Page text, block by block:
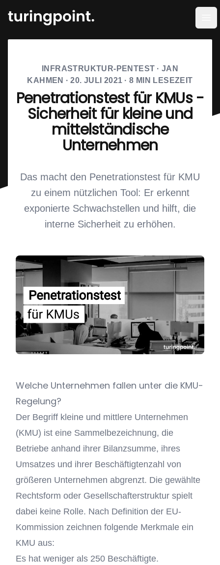
INFRASTRUKTUR-PENTEST · JAN
KAHMEN · 20. JULI 2021 · 8 MIN LESEZEIT
Penetrationstest für KMUs -
Sicherheit für kleine und
mittelständische
Unternehmen
Das macht den Penetrationstest für KMU
zu einem nützlichen Tool: Er erkennt
exponierte Schwachstellen und hilft, die
interne Sicherheit zu erhöhen.
Welche Unternehmen fallen unter die KMU-
Regelung?
Der Begriff kleine und mittlere Unternehmen
(KMU) ist eine Sammelbezeichnung, die
Betriebe anhand ihrer Bilanzsumme, ihres
Umsatzes und ihrer Beschäftigtenzahl von
größeren Unternehmen abgrenzt. Die gewählte
Rechtsform oder Gesellschafterstruktur spielt
dabei keine Rolle. Nach Definition der EU-
Kommission zeichnen folgende Merkmale ein
KMU aus:
Es hat weniger als 250 Beschäftigte.